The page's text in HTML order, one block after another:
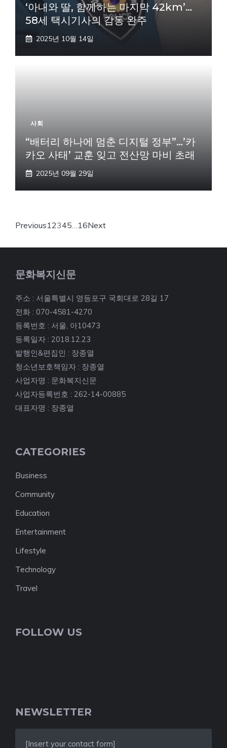
‘아내와 딸, 함께하는 마지막 42km’…
58세 택시기사의 감동 완주
2025년 10월 14일
사회
“배터리 하나에 멈춘 디지털 정부”…’카
카오 사태’ 교훈 잊고 전산망 마비 초래
2025년 09월 29일
Previous1 2345 16Next
문화복지신문
주소 : 서울특별시 영등포구 국회대로 28길 17
전화 : 070-4581-4270
등록번호 : 서울, 아10473
등록일자 : 2018.12.23
발행인&편집인 : 장종열
청소년보호책임자 : 장종열
사업자명 : 문화복지신문
사업자등록번호 : 262-14-00885
대표자명 : 장종열
CATEGORIES
Business
Community
Education
Entertainment
Lifestyle
Technology
Travel
FOLLOW US
NEWSLETTER
[Insert your contact form]